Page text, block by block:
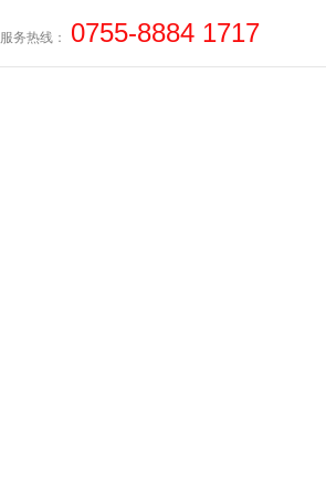
服务热线： 0755-8884 1717